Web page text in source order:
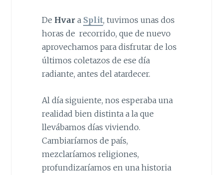
De Hvara Split, tuvimos unas dos
horas de recorrido, que de nuevo
aprovechamos para disfrutar de los
últimos coletazos de ese día
radiante, antes del atardecer.
Al día siguiente, nos esperaba una
realidad bien distinta a la que
llevábamos días viviendo.
Cambiaríamos de país,
mezclaríamos religiones,
profundizaríamos en una historia